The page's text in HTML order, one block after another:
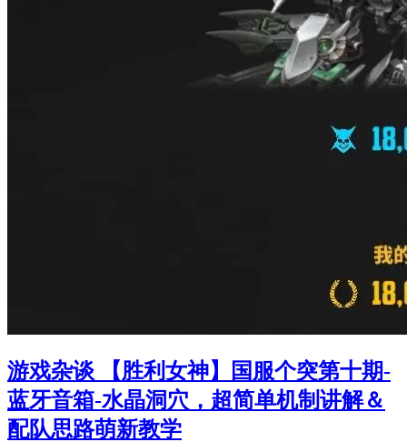
游戏杂谈 【胜利女神】国服个突第十期-
蓝牙音箱-水晶洞穴，超简单机制讲解＆
配队思路萌新教学